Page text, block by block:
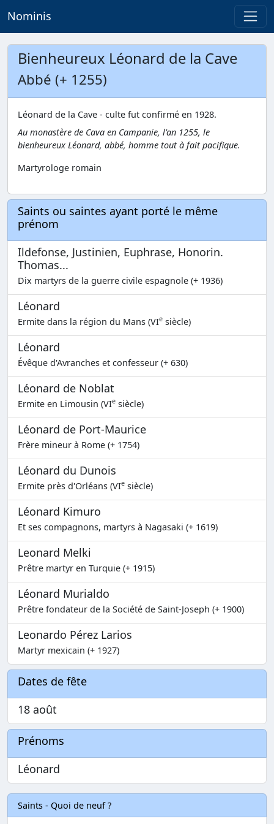
Nominis
Bienheureux Léonard de la Cave
Abbé (+ 1255)
Léonard de la Cave - culte fut confirmé en 1928.
Au monastère de Cava en Campanie, l'an 1255, le
bienheureux Léonard, abbé, homme tout à fait pacifique.
Martyrologe romain
Saints ou saintes ayant porté le même
prénom
Ildefonse, Justinien, Euphrase, Honorin.
Thomas...
Dix martyrs de la guerre civile espagnole (+ 1936)
Léonard
Ermite dans la région du Mans (VIe siècle)
Léonard
Évêque d'Avranches et confesseur (+ 630)
Léonard de Noblat
Ermite en Limousin (VIe siècle)
Léonard de Port-Maurice
Frère mineur à Rome (+ 1754)
Léonard du Dunois
Ermite près d'Orléans (VIe siècle)
Léonard Kimuro
Et ses compagnons, martyrs à Nagasaki (+ 1619)
Leonard Melki
Prêtre martyr en Turquie (+ 1915)
Léonard Murialdo
Prêtre fondateur de la Société de Saint-Joseph (+ 1900)
Leonardo Pérez Larios
Martyr mexicain (+ 1927)
Dates de fête
18 août
Prénoms
Léonard
Saints - Quoi de neuf ?